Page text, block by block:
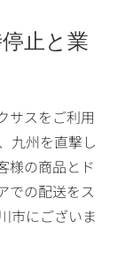
止と業
サスをご利用
九州を直撃し
様の商品とド
での配送をス
市にございま